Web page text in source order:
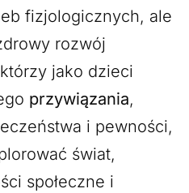
fizjologicznych, ale
rozwój
jako dzieci
przywiązania,
i pewności,
świat,
społeczne i